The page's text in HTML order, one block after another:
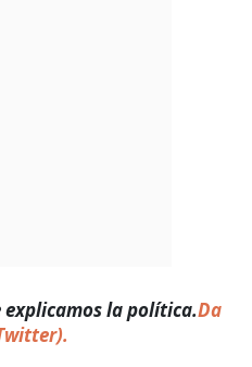
la política.Da